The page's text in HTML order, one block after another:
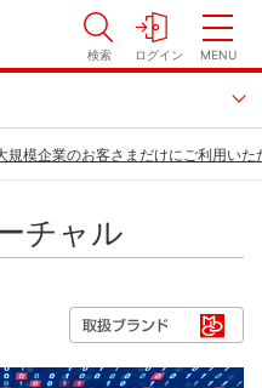
検索 ログイン MENU
規模企業のお客さまだけにご利用いた
チャル